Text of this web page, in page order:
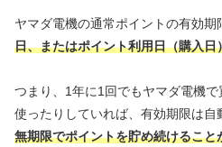
ヤマダ電機の通常ポイントの有効期
日、またはポイント利用日（購入日
つまり、1年に1回でもヤマダ電機
使ったりしていれば、有効期限は自
無期限でポイントを貯め続けること